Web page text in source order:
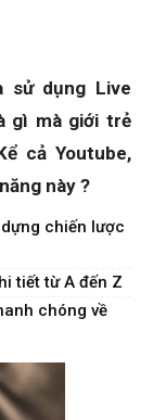
sử dụng Live
gì mà giới trẻ
cả Youtube,
này ?
chiến lược
tiết từ A đến Z
chóng về